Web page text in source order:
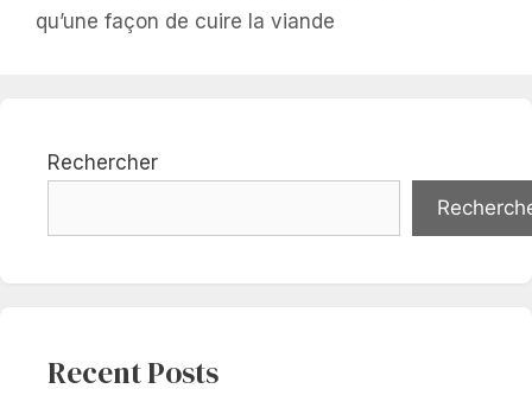
qu’une façon de cuire la viande
Rechercher
Recent Posts